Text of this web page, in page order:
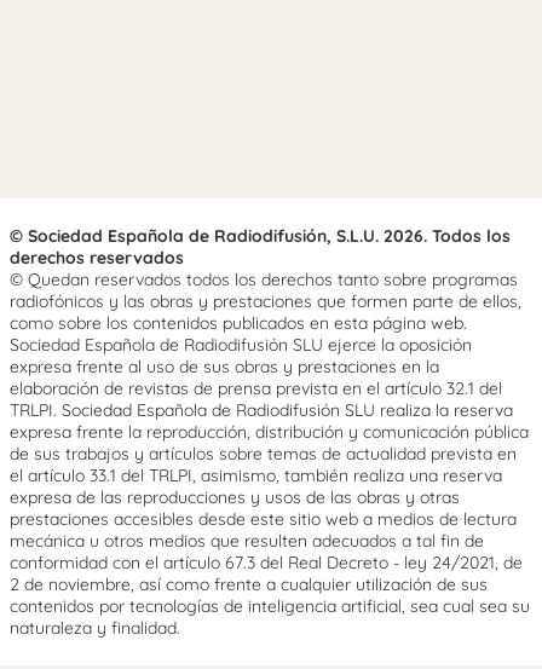
© Sociedad Española de Radiodifusión, S.L.U. 2026. Todos los
derechos reservados
© Quedan reservados todos los derechos tanto sobre programas
radiofónicos y las obras y prestaciones que formen parte de ellos,
como sobre los contenidos publicados en esta página web.
Sociedad Española de Radiodifusión SLU ejerce la oposición
expresa frente al uso de sus obras y prestaciones en la
elaboración de revistas de prensa prevista en el artículo 32.1 del
TRLPI. Sociedad Española de Radiodifusión SLU realiza la reserva
expresa frente la reproducción, distribución y comunicación pública
de sus trabajos y artículos sobre temas de actualidad prevista en
el artículo 33.1 del TRLPI, asimismo, también realiza una reserva
expresa de las reproducciones y usos de las obras y otras
prestaciones accesibles desde este sitio web a medios de lectura
mecánica u otros medios que resulten adecuados a tal fin de
conformidad con el artículo 67.3 del Real Decreto - ley 24/2021, de
2 de noviembre, así como frente a cualquier utilización de sus
contenidos por tecnologías de inteligencia artificial, sea cual sea su
naturaleza y finalidad.